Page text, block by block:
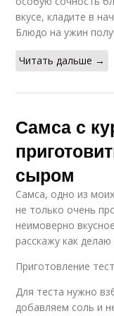
вкусе, кладите в
Блюдо на ужин
Читать дальше →
Самса с
сыром
Самса, одно из
не только очень
неимоверно
расскажу как
Приготовление
Для теста нужно
добавляем соль и